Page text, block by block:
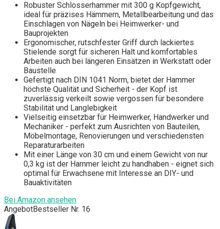
Robuster Schlosserhammer mit 300 g Kopfgewicht,
ideal für präzises Hämmern, Metallbearbeitung und das
Einschlagen von Nägeln bei Heimwerker- und
Bauprojekten
Ergonomischer, rutschfester Griff durch lackiertes
Stielende sorgt für sicheren Halt und komfortables
Arbeiten auch bei längeren Einsätzen in Werkstatt oder
Baustelle
Gefertigt nach DIN 1041 Norm, bietet der Hammer
höchste Qualität und Sicherheit - der Kopf ist
zuverlässig verkeilt sowie vergossen für besondere
Stabilität und Langlebigkeit
Vielseitig einsetzbar für Heimwerker, Handwerker und
Mechaniker - perfekt zum Ausrichten von Bauteilen,
Möbelmontage, Renovierungen und verschiedensten
Reparaturarbeiten
Mit einer Länge von 30 cm und einem Gewicht von nur
0,3 kg ist der Hammer leicht zu handhaben - eignet sich
optimal für Erwachsene mit Interesse an DIY- und
Bauaktivitäten
Bei Amazon ansehen
AngebotBestseller Nr. 16